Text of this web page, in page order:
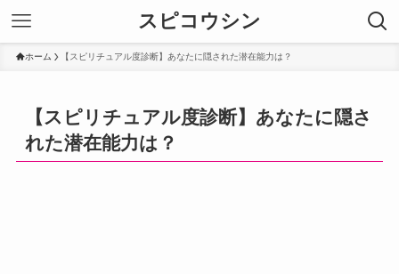
スピコウシン
ホーム 【スピリチュアル度診断】あなたに隠された潜在能力は？
【スピリチュアル度診断】あなたに隠さ
れた潜在能力は？